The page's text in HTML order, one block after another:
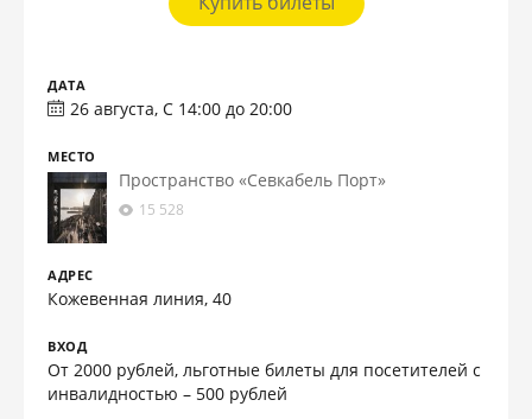
ДАТА
26 августа, С 14:00 до 20:00
МЕСТО
Пространство «Севкабель Порт»
15 528
АДРЕС
Кожевенная линия, 40
ВХОД
От 2000 рублей, льготные билеты для посетителей с
инвалидностью – 500 рублей